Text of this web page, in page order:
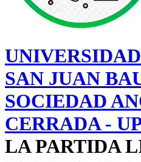
SAN JUAN
SOCIEDAD
CERRADA -
LA PARTIDA